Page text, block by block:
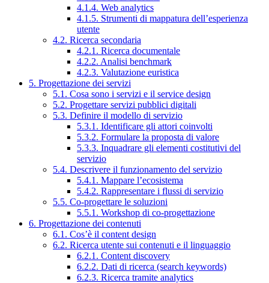
4.1.4. Web analytics
4.1.5. Strumenti di mappatura dell’esperienza
utente
4.2. Ricerca secondaria
4.2.1. Ricerca documentale
4.2.2. Analisi benchmark
4.2.3. Valutazione euristica
5. Progettazione dei servizi
5.1. Cosa sono i servizi e il service design
5.2. Progettare servizi pubblici digitali
5.3. Definire il modello di servizio
5.3.1. Identificare gli attori coinvolti
5.3.2. Formulare la proposta di valore
5.3.3. Inquadrare gli elementi costitutivi del
servizio
5.4. Descrivere il funzionamento del servizio
5.4.1. Mappare l’ecosistema
5.4.2. Rappresentare i flussi di servizio
5.5. Co-progettare le soluzioni
5.5.1. Workshop di co-progettazione
6. Progettazione dei contenuti
6.1. Cos’è il content design
6.2. Ricerca utente sui contenuti e il linguaggio
6.2.1. Content discovery
6.2.2. Dati di ricerca (search keywords)
6.2.3. Ricerca tramite analytics